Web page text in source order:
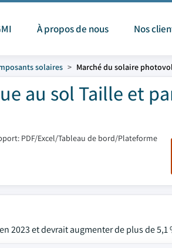
À propos de nous Nos
solaires Marché du solaire
au sol Taille et
PDF/Excel/Tableau de bord/Plateforme
2023 et devrait augmenter de plus de 5,1